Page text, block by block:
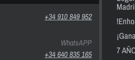
+34 910 849 952
WhatsAPP
+34 640 835 165
7